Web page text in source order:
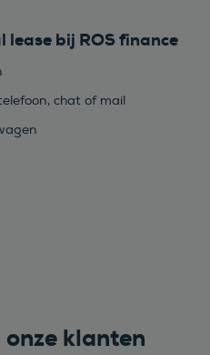
bij ROS finance
chat of mail
klanten